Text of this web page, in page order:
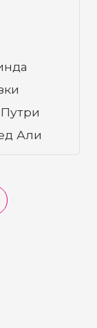
Путри
Али